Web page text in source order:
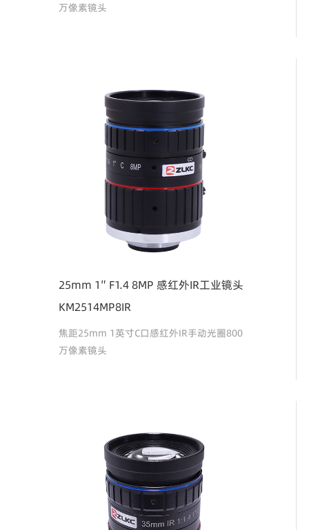
万像素镜头
25mm 1″ F1.4 8MP 感红外IR工业镜头
KM2514MP8IR
焦距25mm 1英寸C口感红外IR手动光圈800
万像素镜头